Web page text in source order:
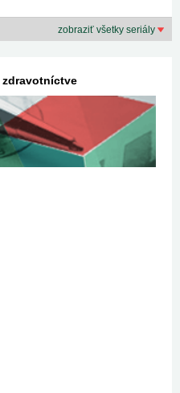
zobraziť všetky seriály
zdravotníctve